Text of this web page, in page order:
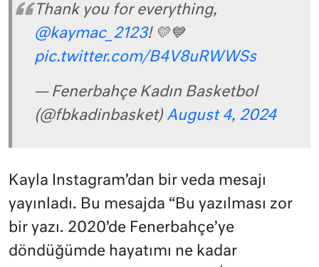
Thank you for everything,
@kaymac_2123! 💛💙
pic.twitter.com/B4V8uRWWSs
— Fenerbahçe Kadın Basketbol
(@fbkadinbasket) August 4, 2024
Kayla Instagram’dan bir veda mesajı
yayınladı. Bu mesajda “Bu yazılması zor
bir yazı. 2020’de Fenerbahçe’ye
döndüğümde hayatımı ne kadar